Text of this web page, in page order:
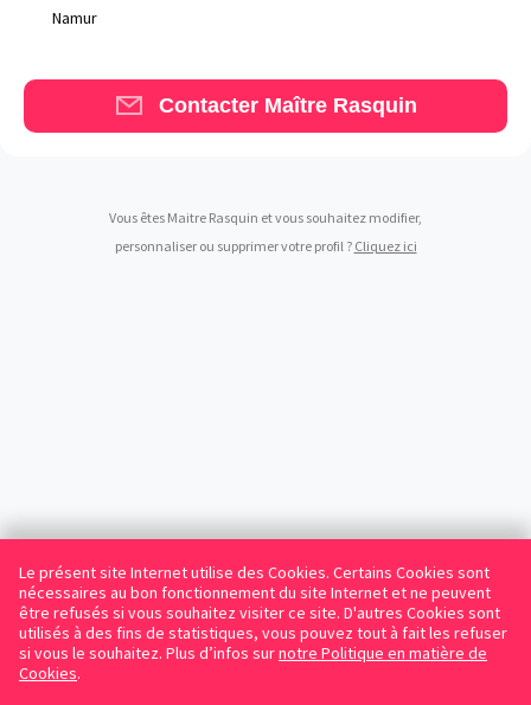
Une start-up 100% indépendante
Le présent site Internet utilise des Cookies. Certains Cookies sont
nécessaires au bon fonctionnement du site Internet et ne peuvent
être refusés si vous souhaitez visiter ce site. D'autres Cookies sont
utilisés à des fins de statistiques, vous pouvez tout à fait les refuser
si vous le souhaitez. Plus d’infos surnotre Politique en matière de
Cookies.
Namur
Contacter Maître Rasquin
Vous êtes Maitre Rasquin et vous souhaitez modifier,
personnaliser ou supprimer votre profil ? Cliquez ici